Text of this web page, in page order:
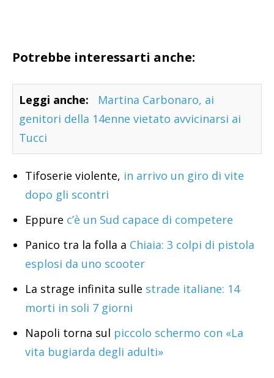
Potrebbe interessarti anche:
Leggi anche:
Martina Carbonaro, ai
genitori della 14enne vietato avvicinarsi ai
Tucci
Tifoserie violente, in arrivo un giro di vite
dopo gli scontri
Eppure c’è un Sud capace di competere
Panico tra la folla a Chiaia: 3 colpi di pistola
esplosi da uno scooter
La strage infinita sulle strade italiane: 14
morti in soli 7 giorni
Napoli torna sul piccolo schermo con «La
vita bugiarda degli adulti»